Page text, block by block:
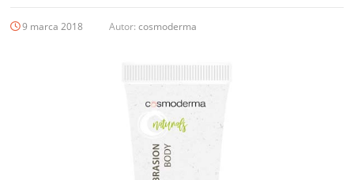
9 marca 2018 Autor:cosmoderma